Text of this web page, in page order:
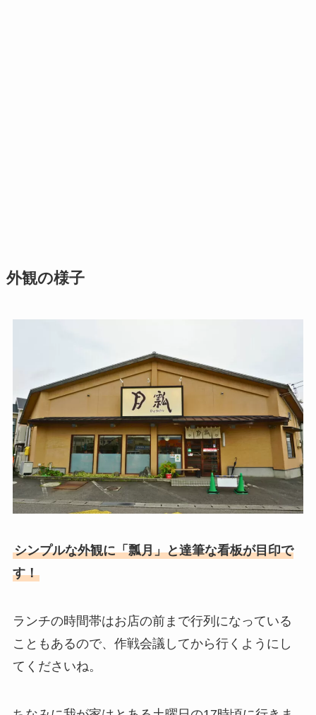
外観の様子
シンプルな外観に「瓢月」と達筆な看板が目印で
す！
ランチの時間帯はお店の前まで行列になっている
こともあるので、作戦会議してから行くようにし
てくださいね。